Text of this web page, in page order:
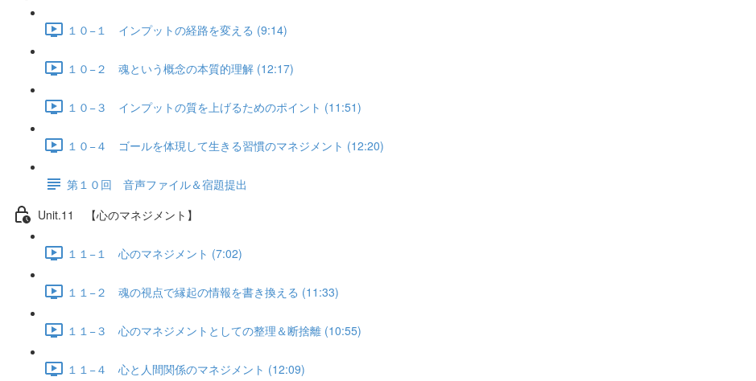
１０−１ インプットの経路を変える (9:14)
１０−２ 魂という概念の本質的理解 (12:17)
１０−３ インプットの質を上げるためのポイント (11:51)
１０−４ ゴールを体現して生きる習慣のマネジメント (12:20)
第１０回 音声ファイル＆宿題提出
Unit.11 【心のマネジメント】
１１−１ 心のマネジメント (7:02)
１１−２ 魂の視点で縁起の情報を書き換える (11:33)
１１−３ 心のマネジメントとしての整理＆断捨離 (10:55)
１１−４ 心と人間関係のマネジメント (12:09)